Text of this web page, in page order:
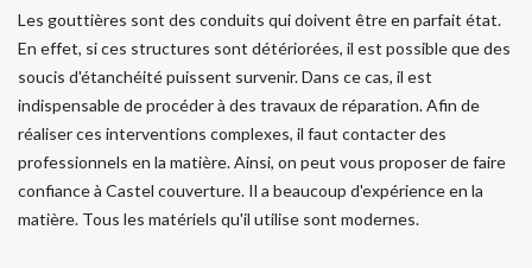
Les gouttières sont des conduits qui doivent être en parfait état.
En effet, si ces structures sont détériorées, il est possible que des
soucis d'étanchéité puissent survenir. Dans ce cas, il est
indispensable de procéder à des travaux de réparation. Afin de
réaliser ces interventions complexes, il faut contacter des
professionnels en la matière. Ainsi, on peut vous proposer de faire
confiance à Castel couverture. Il a beaucoup d'expérience en la
matière. Tous les matériels qu'il utilise sont modernes.